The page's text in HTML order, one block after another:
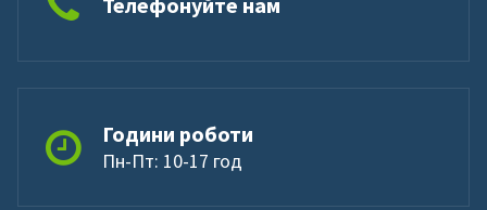
Години роботи
Пн-Пт: 10-17 год